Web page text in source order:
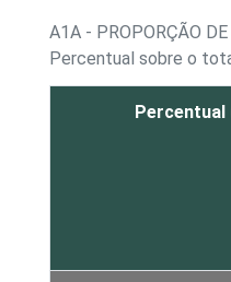
A1A - PROPORÇÃO
Percentual sobre o
Percentual